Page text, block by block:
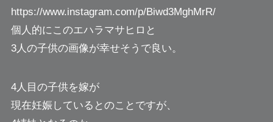
https://www.instagram.com/p/Biwd3MghMrR/
個人的にこのエハラマサヒロと
3人の子供の画像が幸せそうで良い。
4人目の子供を嫁が
現在妊娠しているとのことですが、